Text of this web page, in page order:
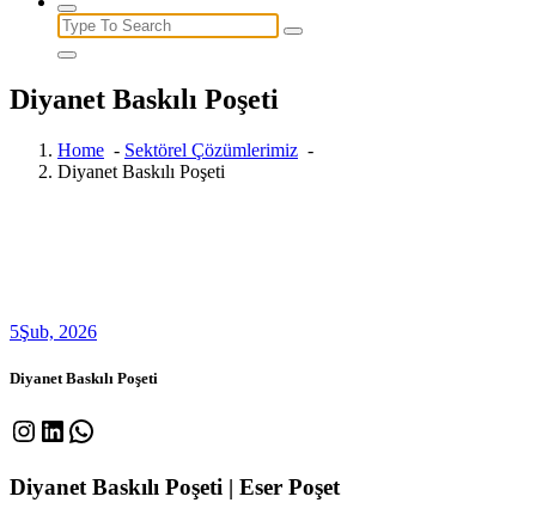
Search
for:
Diyanet Baskılı Poşeti
Home - Sektörel Çözümlerimiz -
Diyanet Baskılı Poşeti
5Şub, 2026
Diyanet Baskılı Poşeti
Instagram
LinkedIn
WhatsApp
Diyanet Baskılı Poşeti | Eser Poşet